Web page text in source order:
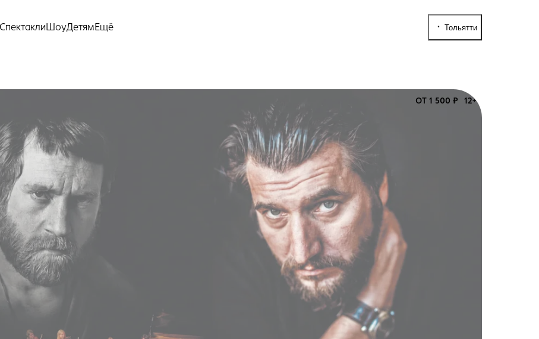
Спектакли ШоуДетямЕщё Тольятти
ОТ 1 500 ₽ 12+